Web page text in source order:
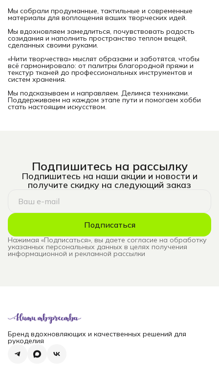
Мы собрали продуманные, тактильные и современные
материалы для воплощения ваших творческих идей.
Мы вдохновляем замедлиться, почувствовать радость
созидания и наполнить пространство теплом вещей,
сделанных своими руками.
«Нити творчества» мыслят образами и заботятся, чтобы
всё гармонировало: от палитры благородной пряжи и
текстур тканей до профессиональных инструментов и
систем хранения.
Мы подсказываем и направляем. Делимся техниками.
Поддерживаем на каждом этапе пути и помогаем хобби
стать настоящим искусством.
Подпишитесь на рассылку
Подпишитесь на наши акции и новости и
получите скидку на следующий заказ
Подписаться
Нажимая «Подписаться», вы даете согласие на обработку
указанных персональных данных в целях получения
информационной и рекламной рассылки
Бренд вдохновляющих и качественных решений для
рукоделия